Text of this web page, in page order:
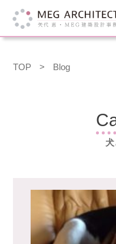
TOP > Blog